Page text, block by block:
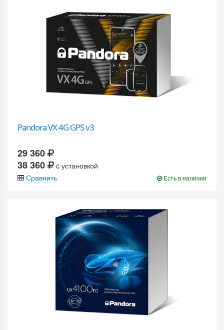
Pandora VX 4G GPS v3
29 360
38 360
c установкой
Сравнить
Есть в наличии